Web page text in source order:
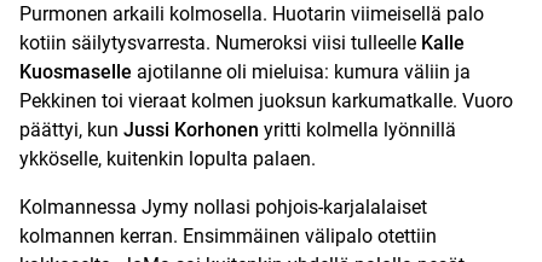
Purmonen arkaili kolmosella. Huotarin viimeisellä palo
kotiin säilytysvarresta. Numeroksi viisi tulleelle Kalle
Kuosmaselle ajotilanne oli mieluisa: kumura väliin ja
Pekkinen toi vieraat kolmen juoksun karkumatkalle. Vuoro
päättyi, kun Jussi Korhonen yritti kolmella lyönnillä
ykköselle, kuitenkin lopulta palaen.
Kolmannessa Jymy nollasi pohjois-karjalalaiset
kolmannen kerran. Ensimmäinen välipalo otettiin